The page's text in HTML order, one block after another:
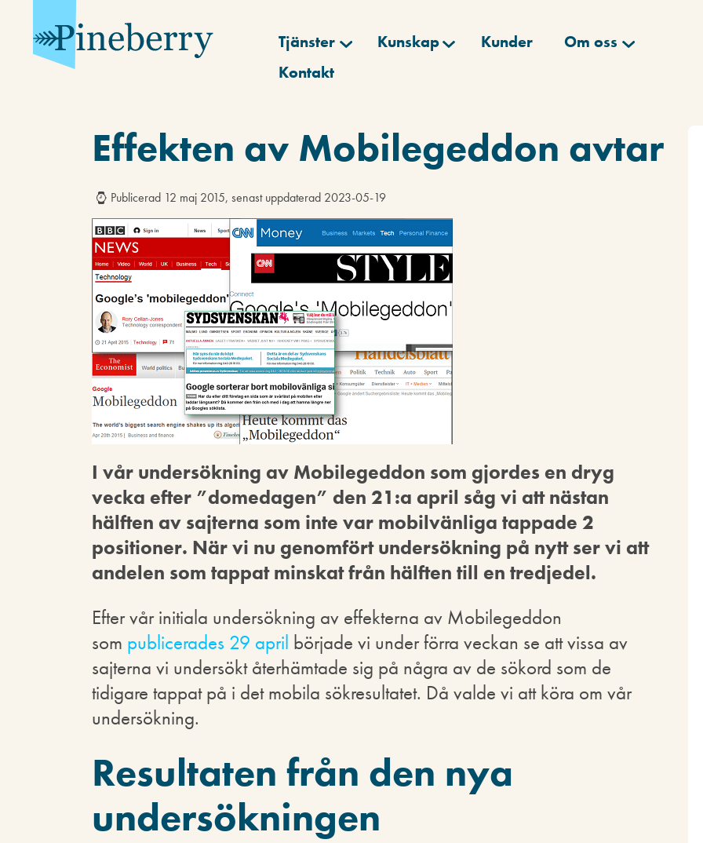
Tjänster Kunskap Kunder
Om oss
Kontakt
Effekten av Mobilegeddon avtar
Publicerad 12 maj 2015, senast uppdaterad 2023-05-19
I vår undersökning av Mobilegeddon som gjordes en dryg
vecka efter ”domedagen” den 21:a april såg vi att nästan
hälften av sajterna som inte var mobilvänliga tappade 2
positioner. När vi nu genomfört undersökning på nytt ser vi att
andelen som tappat minskat från hälften till en tredjedel.
Efter vår initiala undersökning av effekterna av Mobilegeddon
som publicerades 29 april började vi under förra veckan se att vissa av
sajterna vi undersökt återhämtade sig på några av de sökord som de
tidigare tappat på i det mobila sökresultatet. Då valde vi att köra om vår
undersökning.
Resultaten från den nya
undersökningen